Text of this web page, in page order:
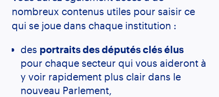
nombreux contenus utiles pour saisir ce
qui se joue dans chaque institution :
des portraits des députés clés élus
pour chaque secteur qui vous aideront à
y voir rapidement plus clair dans le
nouveau Parlement,